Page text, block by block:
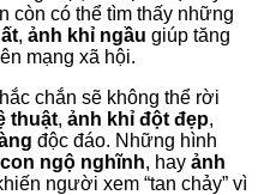
còn có thể tìm thấy những
, ảnh khỉ ngầu giúp tăng
mạng xã hội.
chắn sẽ không thể rời
thuật, ảnh khỉ đột đẹp,
độc đáo. Những hình
ngộ nghĩnh, hay ảnh
người xem “tan chảy” vì